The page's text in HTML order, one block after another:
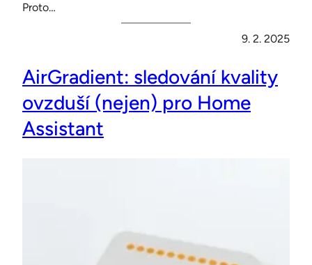
Proto…
9. 2. 2025
AirGradient: sledování kvality
ovzduší (nejen) pro Home
Assistant